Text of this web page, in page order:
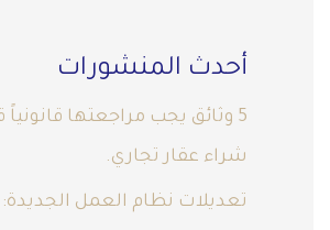
أحدث المنشورات
5 وثائق يجب مراجعتها قانونياً
شراء عقار تجاري.
تعديلات نظام العمل